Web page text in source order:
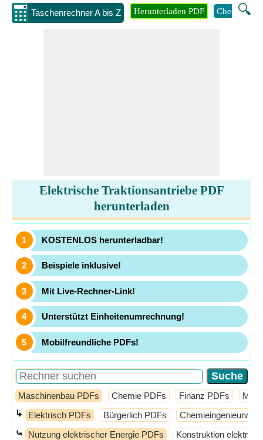
Taschenrechner A bis Z 🔍
Herunterladen PDF Chemie
Elektrische Traktionsantriebe PDF
herunterladen
KOSTENLOS herunterladbar!
Beispiele inklusive!
Mit Live-Rechner-Link!
Unterstützt Einheitenumrechnung!
Mobilfreundliche PDFs!
Maschinenbau PDFs Chemie PDFs Finanz PDFs
↳ Elektrisch PDFs Bürgerlich PDFs
⤿ Nutzung elektrischer Energie PDFs Konstruktion